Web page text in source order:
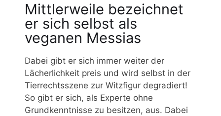
Mittlerweile bezeichnet
er sich selbst als
veganen Messias
Dabei gibt er sich immer weiter der
Lächerlichkeit preis und wird selbst in der
Tierrechtsszene zur Witzfigur degradiert!
So gibt er sich, als Experte ohne
Grundkenntnisse zu besitzen, aus. Dabei